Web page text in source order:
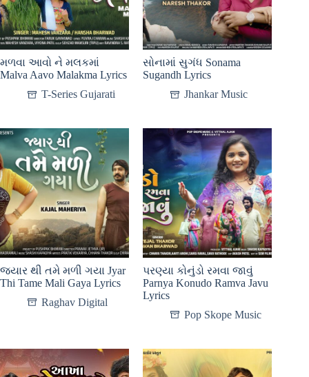
મળવા આવો ને મલકમાં
Malva Aavo Malakma Lyrics
T-Series Gujarati
સોનામાં સુગંધ Sonama
Sugandh Lyrics
Jhankar Music
જયાર થી તમે મળી ગયા Jyar
Thi Tame Mali Gaya Lyrics
Raghav Digital
પરણ્યા કોનુંડો રમવા જાવું
Parnya Konudo Ramva Javu
Lyrics
Pop Skope Music